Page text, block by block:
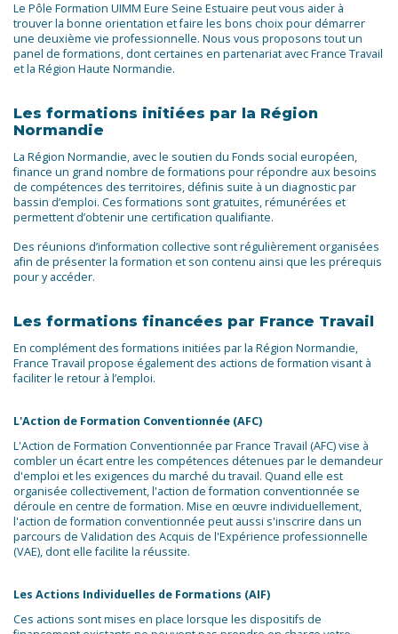
Le Pôle Formation UIMM Eure Seine Estuaire peut vous aider à
trouver la bonne orientation et faire les bons choix pour démarrer
une deuxième vie professionnelle. Nous vous proposons tout un
panel de formations, dont certaines en partenariat avec France Travail
et la Région Haute Normandie.
Les formations initiées par la Région
Normandie
La Région Normandie, avec le soutien du Fonds social européen,
finance un grand nombre de formations pour répondre aux besoins
de compétences des territoires, définis suite à un diagnostic par
bassin d’emploi. Ces formations sont gratuites, rémunérées et
permettent d’obtenir une certification qualifiante.
Des réunions d’information collective sont régulièrement organisées
afin de présenter la formation et son contenu ainsi que les prérequis
pour y accéder.
Les formations financées par France Travail
En complément des formations initiées par la Région Normandie,
France Travail propose également des actions de formation visant à
faciliter le retour à l’emploi.
L'Action de Formation Conventionnée (AFC)
L'Action de Formation Conventionnée par France Travail (AFC) vise à
combler un écart entre les compétences détenues par le demandeur
d'emploi et les exigences du marché du travail. Quand elle est
organisée collectivement, l'action de formation conventionnée se
déroule en centre de formation. Mise en œuvre individuellement,
l'action de formation conventionnée peut aussi s'inscrire dans un
parcours de Validation des Acquis de l'Expérience professionnelle
(VAE), dont elle facilite la réussite.
Les Actions Individuelles de Formations (AIF)
Ces actions sont mises en place lorsque les dispositifs de